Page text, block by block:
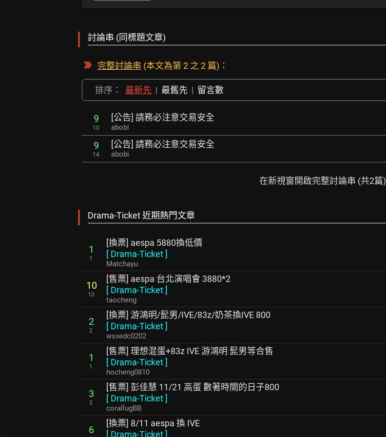
討論串 (同標題文章)
完整討論串 (本文為第 2 之 2 篇)：
排序： 最新先 | 最舊先 | 留言數
9
10
[公告] 請務必注意交易安全
abobi
9
14
[公告] 請務必注意交易安全
abobi
在新視窗開啟完整討論串 (共2篇)
Drama-Ticket 近期熱門文章
1
1
[換票] aespa 5880換低價
[ Drama-Ticket]
Matchayu
10
10
[售票] aespa 台北演唱會 3880*2
[ Drama-Ticket]
taocheng
2
2
[換票] 游鴻明/髭男/IVE/83z/奶茶換IVE 800
[ Drama-Ticket]
wsxedc0202
1
1
[售票] 理想混蛋+83z IVE 游鴻明 髭男等合售
[ Drama-Ticket]
hocheng0810
3
3
[售票] 彭佳慧 11/21 高蛋 數著時間的日子800
[ Drama-Ticket]
corallugBB
6
[換票] 8/11 aespa 換 IVE
[ Drama-Ticket]